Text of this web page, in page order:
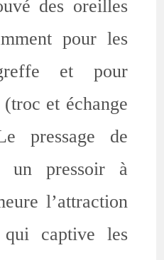
des oreilles
pour les
et pour
et échange
pressage de
un pressoir à
l’attraction
qui captive les